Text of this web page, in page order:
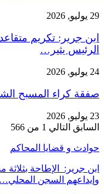
29 يوليو, 2026
ابن جرير: تكريم
الرئيس يثير…
24 يوليو, 2026
صفقة كراء المسبح
23 يوليو, 2026
السابق التالي 1 من 566
حوادث و قضايا المحاكم
ابن جرير: الإطاحة
وإيداعهم السجن المحلي…